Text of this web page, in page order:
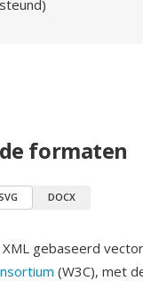
formaten
DOCX
XML gebaseerd
(W3C), met